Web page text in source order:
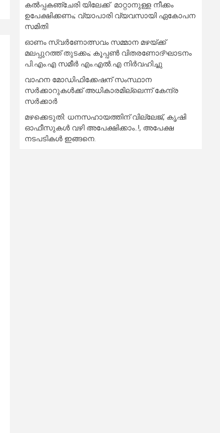
കൽപ്പകഞ്ചേരി യിലേക്ക് മാറ്റാനുള്ള നീക്കം
ഉപേക്ഷിക്കണം; വ്യാപാരി വ്യവസായി ഏകോപന
സമിതി
ഓണം സ്വർണോത്സവം സമ്മാന മഴയ്ക്ക്
മലപ്പുറത്ത് തുടക്കം; കൂപ്പൺ വിതരണോദ്ഘാടനം
പി.എം.എ സമീർ എം.എൽ.എ നിർവഹിച്ചു
വാഹന മോഡിഫിക്കേഷന് സംസ്ഥാന
സർക്കാറുകൾക്ക് അധികാരമില്ലെന്ന് കേന്ദ്ര
സർക്കാർ
മഴക്കെടുതി: ധനസഹായത്തിന് വില്ലേജ്, കൃഷി
ഓഫീസുകൾ വഴി അപേക്ഷിക്കാം..!, അപേക്ഷ
നടപടികൾ ഇങ്ങനെ.